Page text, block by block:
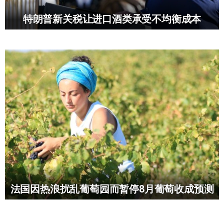
特朗普新关税让进口酒类承受不均衡成本
法国因热浪扰乱葡萄园而暂停8月葡萄收成预测